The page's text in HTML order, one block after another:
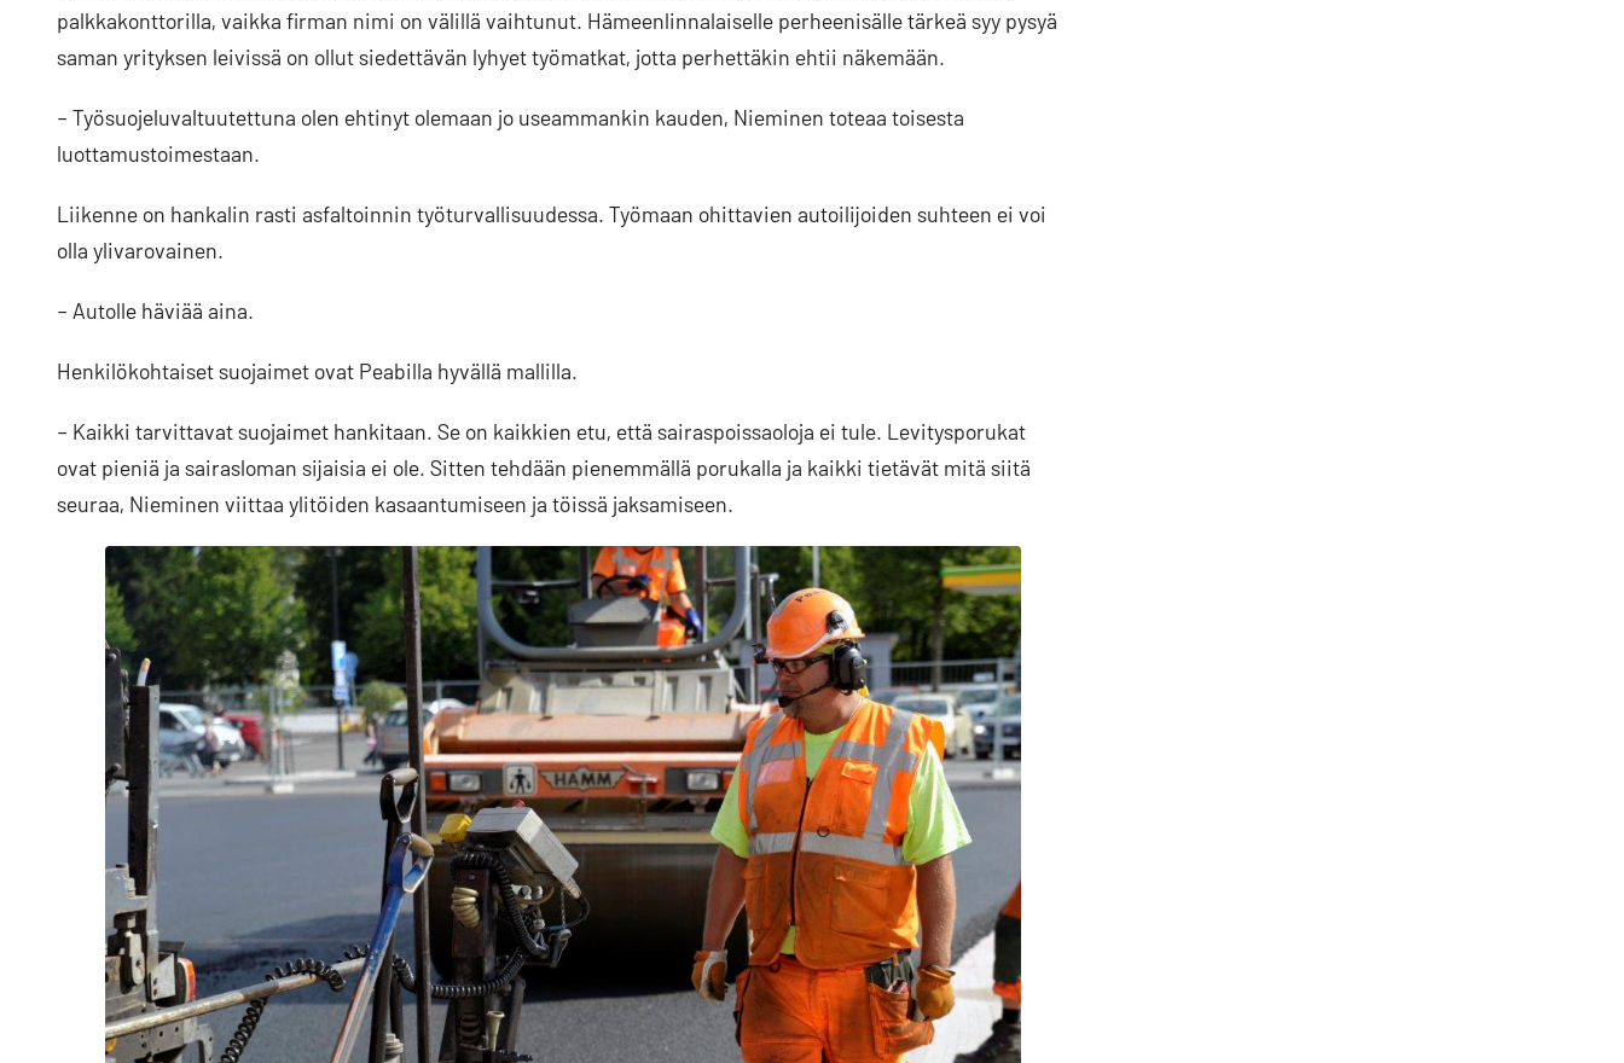
palkkakonttorilla, vaikka firman nimi on välillä vaihtunut. Hämeenlinnalaiselle perheenisälle tärkeä syy pysyä
saman yrityksen leivissä on ollut siedettävän lyhyet työmatkat, jotta perhettäkin ehtii näkemään.
– Työsuojeluvaltuutettuna olen ehtinyt olemaan jo useammankin kauden, Nieminen toteaa toisesta
luottamustoimestaan.
Liikenne on hankalin rasti asfaltoinnin työturvallisuudessa. Työmaan ohittavien autoilijoiden suhteen ei voi
olla ylivarovainen.
– Autolle häviää aina.
Henkilökohtaiset suojaimet ovat Peabilla hyvällä mallilla.
– Kaikki tarvittavat suojaimet hankitaan. Se on kaikkien etu, että sairaspoissaoloja ei tule. Levitysporukat
ovat pieniä ja sairasloman sijaisia ei ole. Sitten tehdään pienemmällä porukalla ja kaikki tietävät mitä siitä
seuraa, Nieminen viittaa ylitöiden kasaantumiseen ja töissä jaksamiseen.